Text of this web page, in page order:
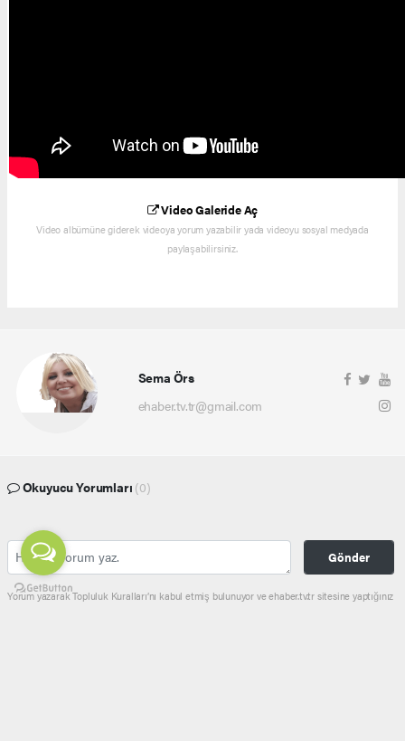
Video Galeride Aç
Video albümüne giderek videoya yorum yazabilir yada videoyu sosyal medyada
paylaşabilirsiniz.
Sema Örs
ehaber.tv.tr@gmail.com
Okuyucu Yorumları (0)
Gönder
Yorum yazarak Topluluk Kuralları’nı kabul etmiş bulunuyor ve ehaber.tv.tr sitesine yaptığınız